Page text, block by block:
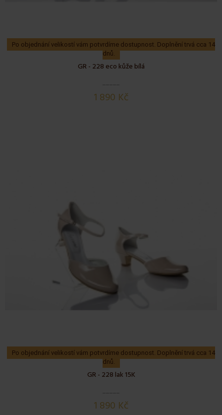
GR - 228 eco kůže bílá
1 890 Kč
Po objednání velikostí vám potvrdíme dostupnost. Doplnění trvá cca 14
dnů.
GR - 228 lak 15K
1 890 Kč
Po objednání velikostí vám potvrdíme dostupnost. Doplnění trvá cca 14
dnů.